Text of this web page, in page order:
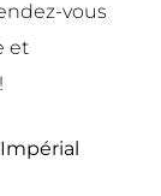
vous
et